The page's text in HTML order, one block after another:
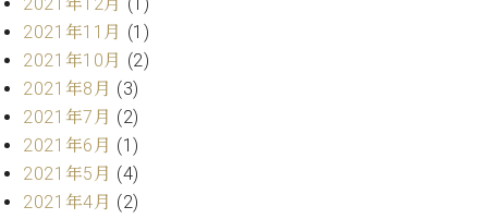
問
合
わ
せ
尾山調律師のブ
ログ Die
Musikgasse（音
2021年11月 (1)
2021年10月 (2)
2021年8月 (3)
2021年7月 (2)
2021年6月 (1)
2021年5月 (4)
2021年4月 (2)